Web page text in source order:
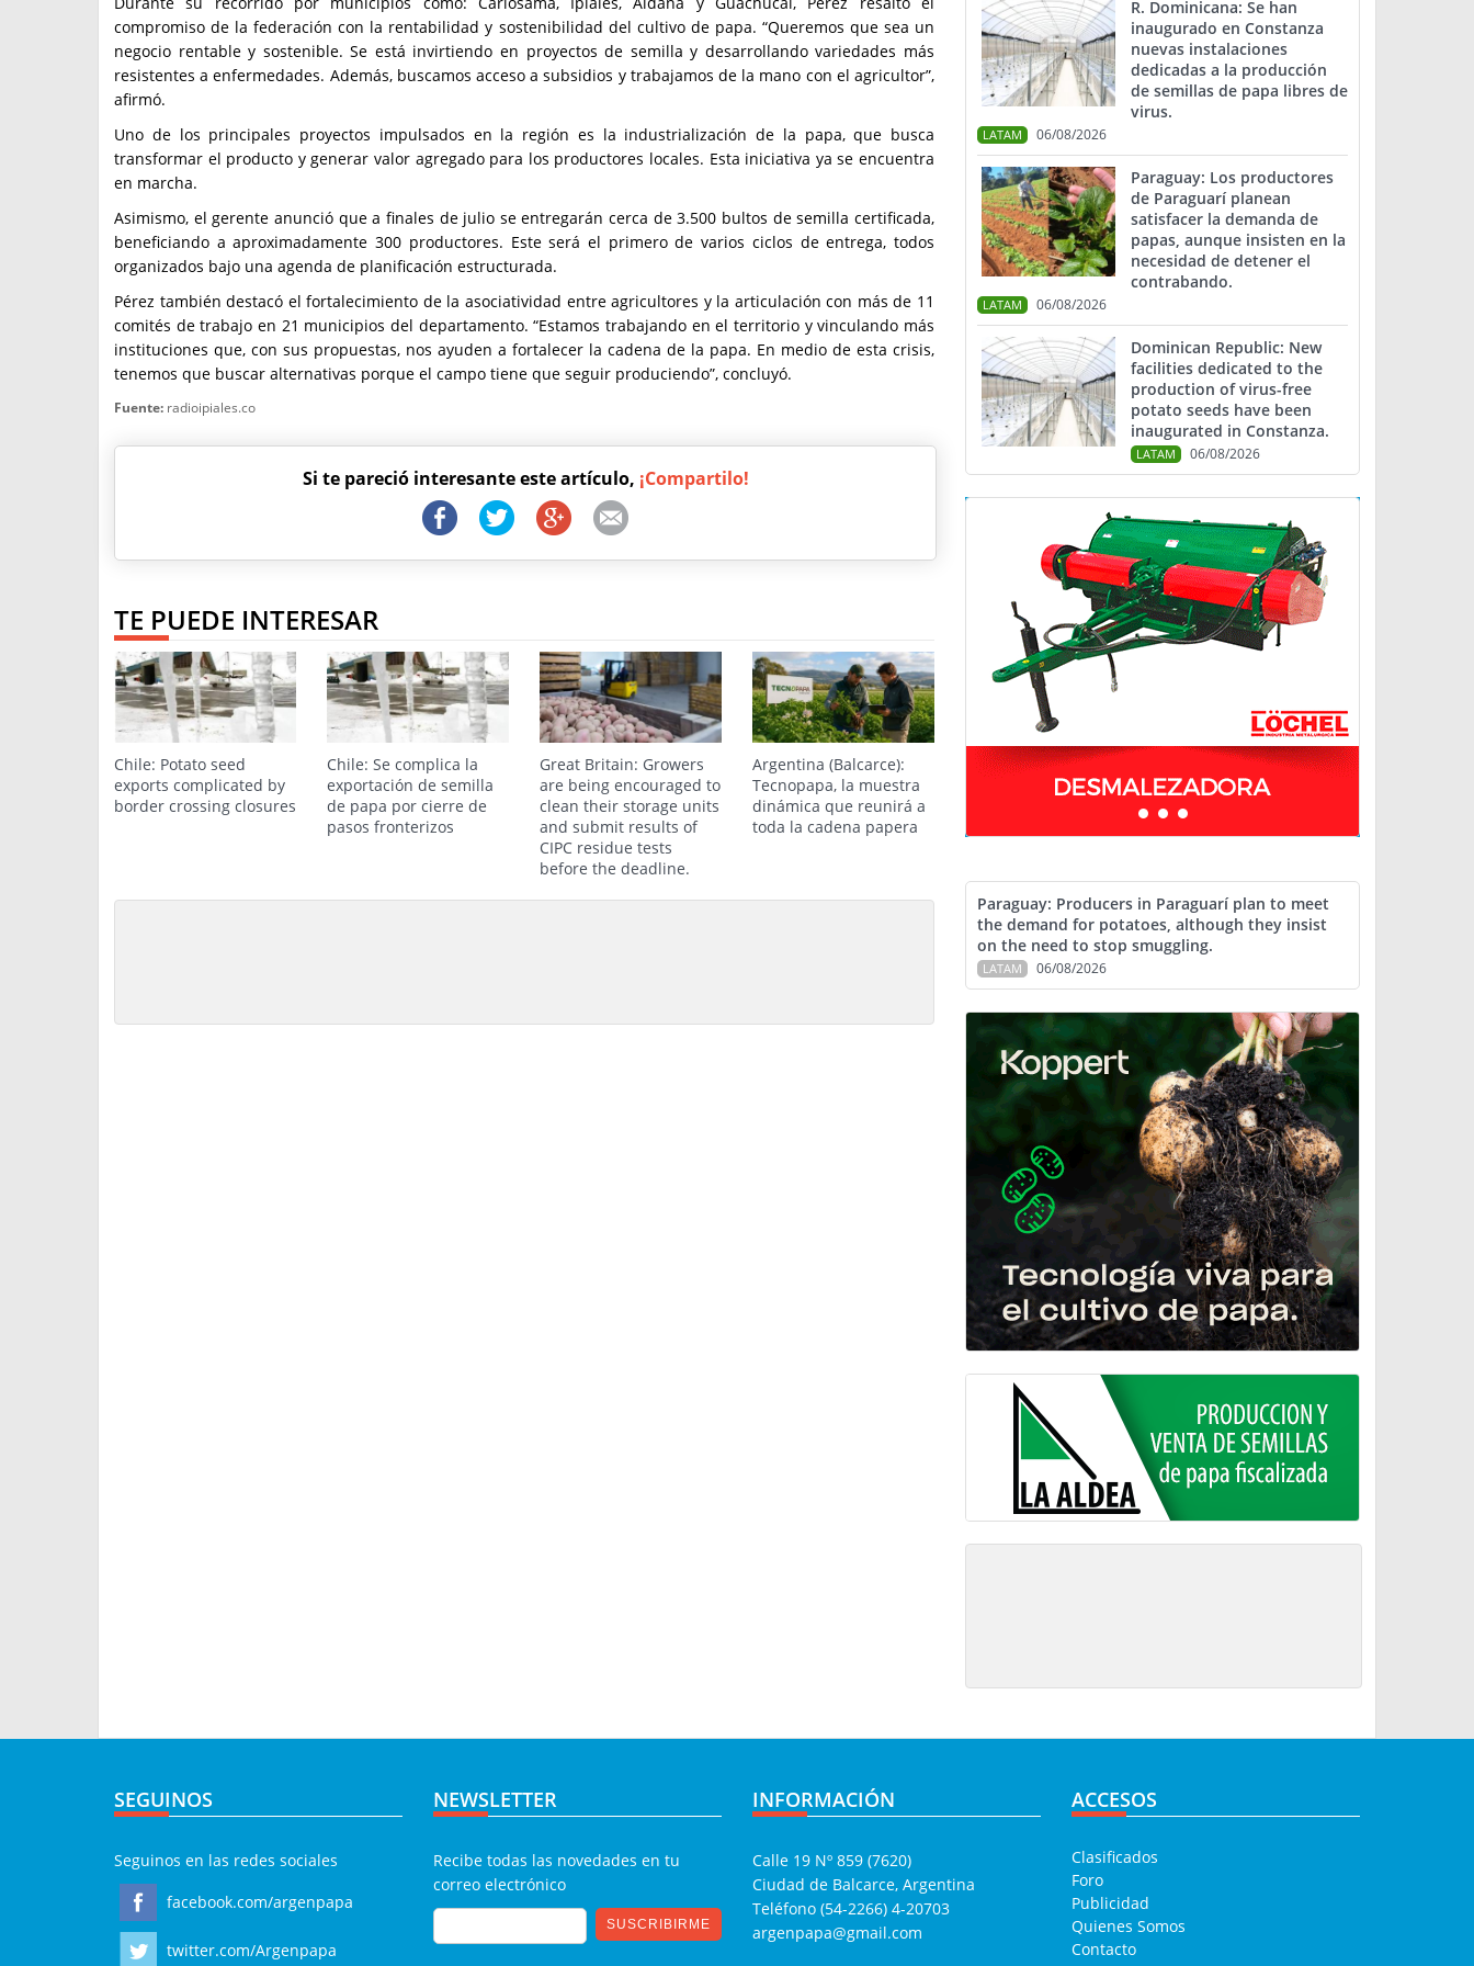
compromiso de la federación con la rentabilidad y sostenibilidad del cultivo de papa. “Queremos que sea un
negocio rentable y sostenible. Se está invirtiendo en proyectos de semilla y desarrollando variedades más
resistentes a enfermedades. Además, buscamos acceso a subsidios y trabajamos de la mano con el agricultor”,
afirmó.
Uno de los principales proyectos impulsados en la región es la industrialización de la papa, que busca
transformar el producto y generar valor agregado para los productores locales. Esta iniciativa ya se encuentra
en marcha.
Asimismo, el gerente anunció que a finales de julio se entregarán cerca de 3.500 bultos de semilla certificada,
beneficiando a aproximadamente 300 productores. Este será el primero de varios ciclos de entrega, todos
organizados bajo una agenda de planificación estructurada.
Pérez también destacó el fortalecimiento de la asociatividad entre agricultores y la articulación con más de 11
comités de trabajo en 21 municipios del departamento. “Estamos trabajando en el territorio y vinculando más
instituciones que, con sus propuestas, nos ayuden a fortalecer la cadena de la papa. En medio de esta crisis,
tenemos que buscar alternativas porque el campo tiene que seguir produciendo”, concluyó.
Fuente: radioipiales.co
Si te pareció interesante este artículo, ¡Compartilo!
TE PUEDE INTERESAR
Chile: Potato seed
exports complicated by
border crossing closures
Chile: Se complica la
exportación de semilla
de papa por cierre de
pasos fronterizos
Great Britain: Growers
are being encouraged to
clean their storage units
and submit results of
CIPC residue tests
before the deadline.
Argentina (Balcarce):
Tecnopapa, la muestra
dinámica que reunirá a
toda la cadena papera
R. Dominicana: Se han
inaugurado en Constanza
nuevas instalaciones
dedicadas a la producción
de semillas de papa libres de
virus.
LATAM 06/08/2026
Paraguay: Los productores
de Paraguarí planean
satisfacer la demanda de
papas, aunque insisten en la
necesidad de detener el
contrabando.
LATAM 06/08/2026
Dominican Republic: New
facilities dedicated to the
production of virus-free
potato seeds have been
inaugurated in Constanza.
LATAM 06/08/2026
Paraguay: Producers in Paraguarí plan to meet
the demand for potatoes, although they insist
on the need to stop smuggling.
LATAM 06/08/2026
SEGUINOS
Seguinos en las redes sociales
facebook.com/argenpapa
twitter.com/Argenpapa
NEWSLETTER
Recibe todas las novedades en tu
correo electrónico
INFORMACIÓN
Calle 19 Nº 859 (7620)
Ciudad de Balcarce, Argentina
Teléfono (54-2266) 4-20703
argenpapa@gmail.com
ACCESOS
Clasificados
Foro
Publicidad
Quienes Somos
Contacto